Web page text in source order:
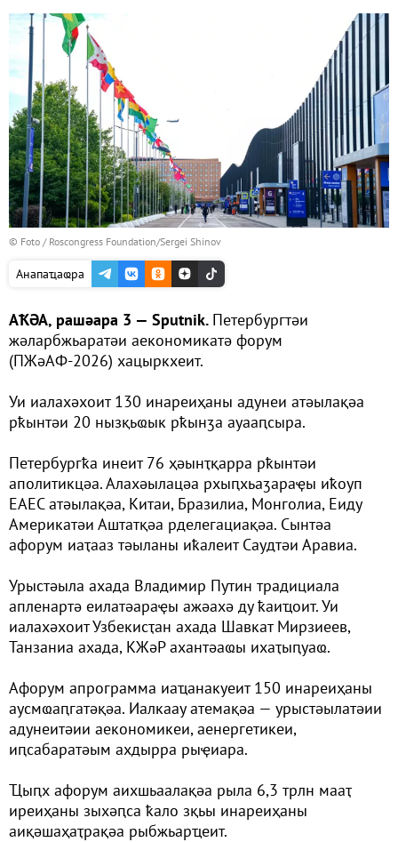
© Foto / Roscongress Foundation/Sergei Shinov
Анапаҵаҩра
АҞӘА, рашәара 3 — Sputnik. Петербургтәи
жәларбжьаратәи аекономикатә форум
(ПЖәАФ-2026) хацыркхеит.
Уи иалахәхоит 130 инареиҳаны адунеи атәылақәа
рҟынтәи 20 нызқьҩык рҟынӡа ауааԥсыра.
Петербургҟа инеит 76 ҳәынҭқарра рҟынтәи
аполитикцәа. Алахәылацәа рхыԥхьаӡараҿы иҟоуп
ЕАЕС атәылақәа, Китаи, Бразилиа, Монголиа, Еиду
Америкатәи Аштатқәа рделегациақәа. Сынтәа
афорум иаҭааз тәыланы иҟалеит Саудтәи Аравиа.
Урыстәыла ахада Владимир Путин традициала
апленартә еилатәараҿы ажәахә ду ҟаиҵоит. Уи
иалахәхоит Узбекисҭан ахада Шавкат Мирзиеев,
Танзаниа ахада, КЖәР ахантәаҩы ихаҭыԥуаҩ.
Афорум апрограмма иаҵанакуеит 150 инареиҳаны
аусмҩаԥгатәқәа. Иалкаау атемақәа — урыстәылатәии
адунеитәии аекономикеи, аенергетикеи,
иԥсабаратәым ахдырра рыҿиара.
Ҵыԥх афорум аихшьаалақәа рыла 6,3 трлн мааҭ
иреиҳаны зыхәԥса ҟало зқьы инареиҳаны
аиқәшаҳаҭрақәа рыбжьарҵеит.